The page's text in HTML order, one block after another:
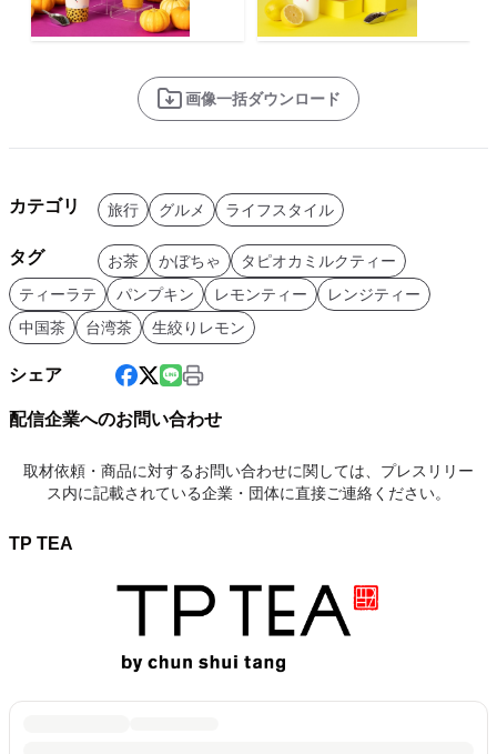
画像一括ダウンロード
カテゴリ 旅行 グルメ ライフスタイル
タグ お茶 かぼちゃ
タピオカミルクティー
ティーラテ
パンプキン レモンティー
レンジティー
中国茶
台湾茶 生絞りレモン
シェア
配信企業へのお問い合わせ
取材依頼・商品に対するお問い合わせに関しては、プレスリリー
ス内に記載されている企業・団体に直接ご連絡ください。
TP TEA